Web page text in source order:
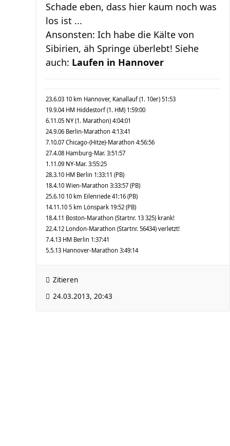
Schade eben, dass hier kaum noch was
los ist ...
Ansonsten: Ich habe die Kälte von
Sibirien, äh Springe überlebt! Siehe
auch: Laufen in Hannover
23.6.03 10 km Hannover, Kanallauf (1. 10er) 51:53
19.9.04 HM Hiddestorf (1. HM) 1:59:00
6.11.05 NY (1. Marathon) 4:04:01
24.9.06 Berlin-Marathon 4:13:41
7.10.07 Chicago-(Hitze)-Marathon 4:56:56
27.4.08 Hamburg-Mar. 3:51:57
1.11.09 NY-Mar. 3:55:25
28.3.10 HM Berlin 1:33:11 (PB)
18.4.10 Wien-Marathon 3:33:57 (PB)
25.6.10 10 km Eilenriede 41:16 (PB)
14.11.10 5 km Lönspark 19:52 (PB)
18.4.11 Boston-Marathon (Startnr. 13 325) krank!
22.4.12 London-Marathon (Startnr. 56434) verletzt!
7.4.13 HM Berlin 1:37:41
5.5.13 Hannover-Marathon 3:49:14
Zitieren
24.03.2013, 20:43